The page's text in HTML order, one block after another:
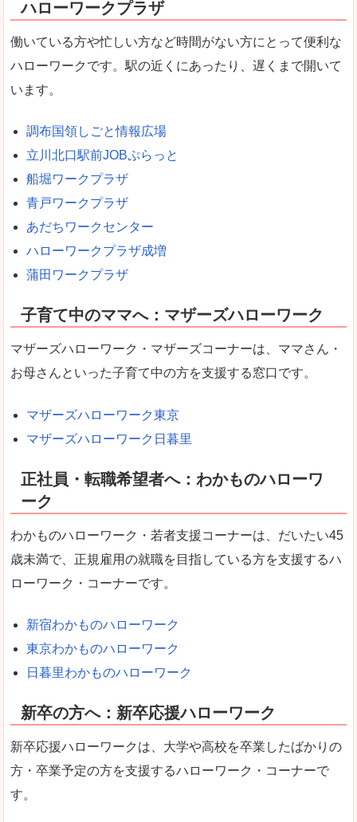
ハローワークプラザ
働いている方や忙しい方など時間がない方にとって便利な
ハローワークです。駅の近くにあったり、遅くまで開いて
います。
調布国領しごと情報広場
立川北口駅前JOBぷらっと
船堀ワークプラザ
青戸ワークプラザ
あだちワークセンター
ハローワークプラザ成増
蒲田ワークプラザ
子育て中のママへ：マザーズハローワーク
マザーズハローワーク・マザーズコーナーは、ママさん・
お母さんといった子育て中の方を支援する窓口です。
マザーズハローワーク東京
マザーズハローワーク日暮里
正社員・転職希望者へ：わかものハローワ
ーク
わかものハローワーク・若者支援コーナーは、だいたい45
歳未満で、正規雇用の就職を目指している方を支援するハ
ローワーク・コーナーです。
新宿わかものハローワーク
東京わかものハローワーク
日暮里わかものハローワーク
新卒の方へ：新卒応援ハローワーク
新卒応援ハローワークは、大学や高校を卒業したばかりの
方・卒業予定の方を支援するハローワーク・コーナーで
す。